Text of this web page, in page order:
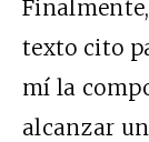
texto cito
mí la
alcanzar